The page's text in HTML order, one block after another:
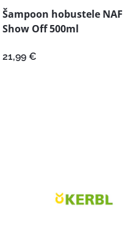
Šampoon hobustele NAF
Show Off 500ml
21,99 €